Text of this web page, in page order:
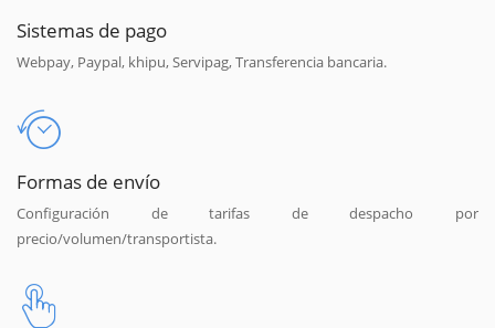
Sistemas de pago
Webpay, Paypal, khipu, Servipag, Transferencia bancaria.
Formas de envío
Configuración de tarifas de despacho por
precio/volumen/transportista.